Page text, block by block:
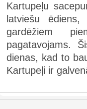
Kartupeļu
latviešu
gardēžiem
pagatavojams.
dienas, kad to
Kartupeļi ir